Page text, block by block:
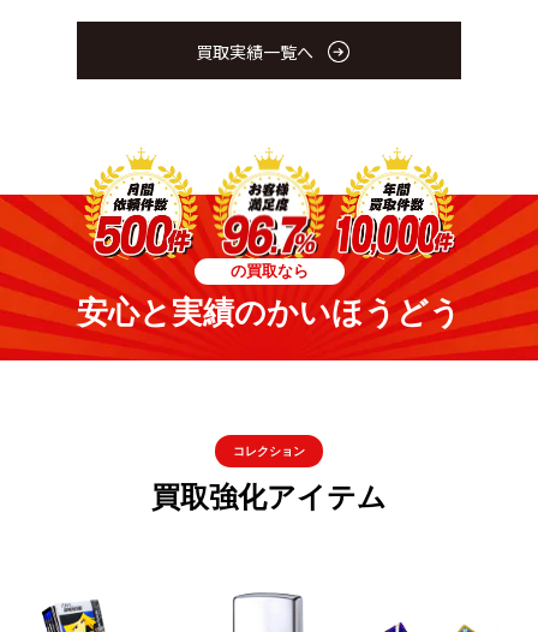
買取実績一覧へ
の買取なら
安心と実績のかいほうどう
コレクション
買取強化アイテム